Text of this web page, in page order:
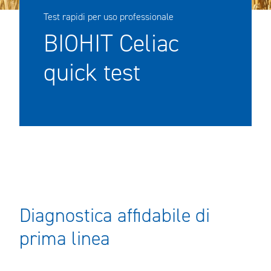
Test rapidi per uso professionale
BIOHIT Celiac
quick test
Diagnostica affidabile di
prima linea